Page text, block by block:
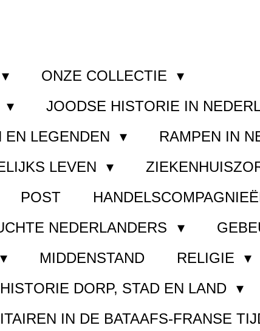
ONZE COLLECTIE
JOODSE HISTORIE IN
EN LEGENDEN
RAMPEN IN
LEVEN
POST
NEDERLANDERS
MIDDENSTAND RELIGIE
HISTORIE DORP, STAD EN LAND
IN DE BATAAFS-FRANSE